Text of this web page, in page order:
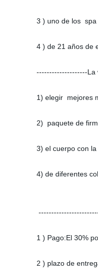
3 ) uno de los spa
4 ) de 21 años de
--------------------La
1) elegir mejores
2) paquete de
3) el cuerpo con
4) de diferentes
1 ) Pago:El 30%
2 ) plazo de